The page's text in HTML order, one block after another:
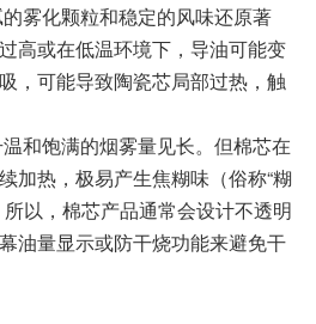
雾化颗粒和稳定的风味还原著
高或在低温环境下，导油可能变
，可能导致陶瓷芯局部过热，触
和饱满的烟雾量见长。但棉芯在
加热，极易产生焦糊味（俗称“糊
以，棉芯产品通常会设计不透明
油量显示或防干烧功能来避免干